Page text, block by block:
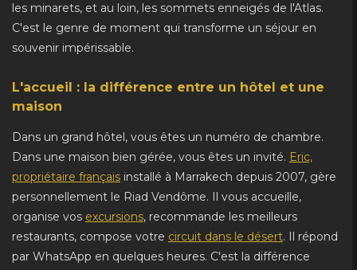
les minarets, et au loin, les sommets enneigés de l'Atlas.
C'est le genre de moment qui transforme un séjour en
souvenir impérissable.
L'accueil : la différence entre un hôtel et une
maison
Dans un grand hôtel, vous êtes un numéro de chambre.
Dans une maison bien gérée, vous êtes un invité. Eric,
propriétaire français installé à Marrakech depuis 2007, gère
personnellement le Riad Vendôme. Il vous accueille,
organise vos excursions, recommande les meilleurs
restaurants, compose votre circuit dans le désert. Il répond
par WhatsApp en quelques heures. C'est la différence